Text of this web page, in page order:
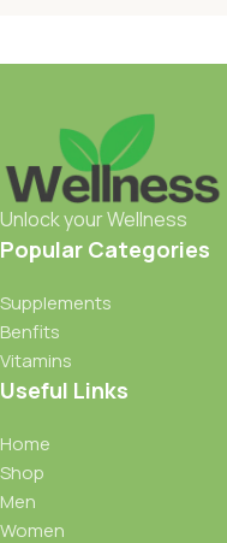
Unlock your Wellness
Popular Categories
Supplements
Benfits
Vitamins
Useful Links
Home
Shop
Men
Women